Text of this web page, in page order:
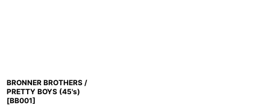
BRONNER BROTHERS /
PRETTY BOYS (45's)
[BB001]